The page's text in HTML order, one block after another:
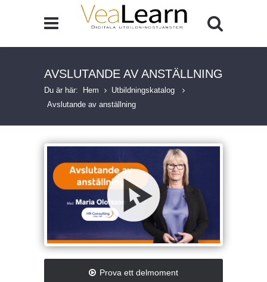
AVSLUTANDE AV ANSTÄLLNING
Du är här: Hem
Utbildningskatalog
Avslutande av anställning
Prova ett delmoment